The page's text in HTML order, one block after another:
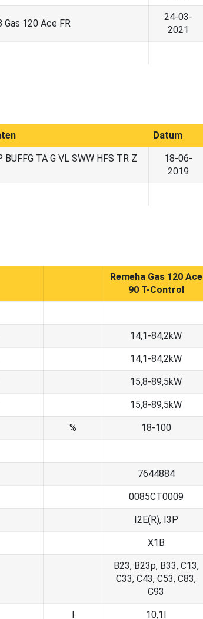
Gas 120 Ace FR
24-03-
2021
Datum
BUFFG TA G VL SWW HFS TR Z
18-06-
2019
Remeha Gas 120 Ace
90 T-Control
14,1-84,2kW
14,1-84,2kW
15,8-89,5kW
15,8-89,5kW
% 18-100
7644884
0085CT0009
I2E(R), I3P
X1B
B23, B23p, B33, C13,
C33, C43, C53, C83,
C93
l 10,1l